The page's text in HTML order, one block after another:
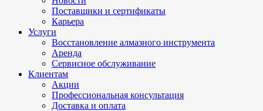
Поставщики и сертификаты
Карьера
Услуги
Восстановление алмазного инструмента
Аренда
Сервисное обслуживание
Клиентам
Акции
Профессиональная консультация
Доставка и оплата